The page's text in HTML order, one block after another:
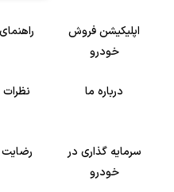
اپلیکیشن فروش
خودرو
درباره ما
سرمایه گذاری در
خودرو